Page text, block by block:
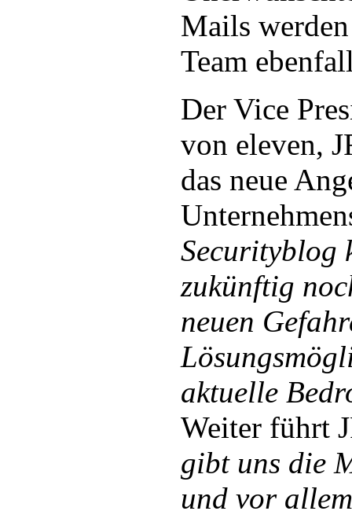
Mails
Team
Der Vice
von eleven,
das neue
Securityblog
zukünftig
neuen
aktuelle
Weiter führt
gibt uns die
und vor